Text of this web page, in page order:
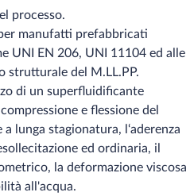
processo.
manufatti prefabbricati
UNI EN 206, UNI 11104 ed alle
strutturale del M.LL.PP.
di un superfluidificante
e flessione del
lunga stagionatura, l‘aderenza
ed ordinaria, il
la deformazione viscosa
all'acqua.